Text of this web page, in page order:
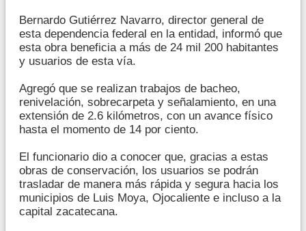
Bernardo Gutiérrez Navarro, director general de
esta dependencia federal en la entidad, informó que
esta obra beneficia a más de 24 mil 200 habitantes
y usuarios de esta vía.
Agregó que se realizan trabajos de bacheo,
renivelación, sobrecarpeta y señalamiento, en una
extensión de 2.6 kilómetros, con un avance físico
hasta el momento de 14 por ciento.
El funcionario dio a conocer que, gracias a estas
obras de conservación, los usuarios se podrán
trasladar de manera más rápida y segura hacia los
municipios de Luis Moya, Ojocaliente e incluso a la
capital zacatecana.